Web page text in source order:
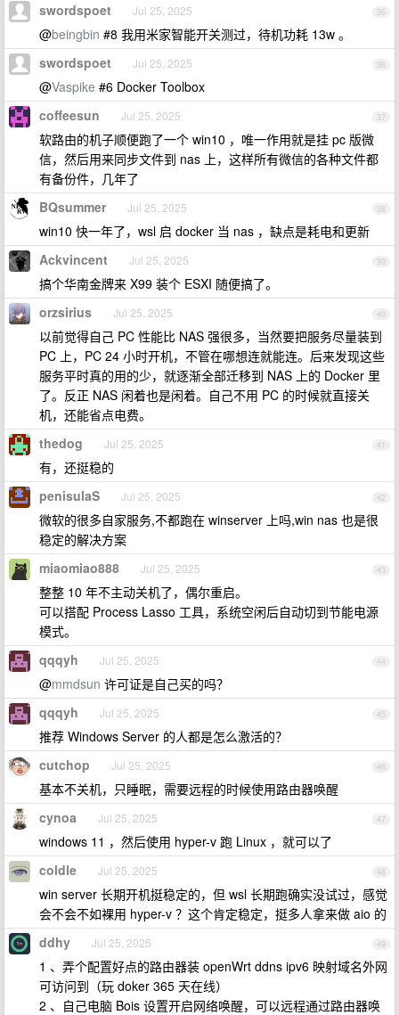
35
swordspoet Jul 25, 2025
@beingbin #8 我用米家智能开关测过，待机功耗 13w 。
36
swordspoet Jul 25, 2025
@Vaspike #6 Docker Toolbox
37
coffeesun Jul 25, 2025
软路由的机子顺便跑了一个 win10 ，唯一作用就是挂 pc 版微
信，然后用来同步文件到 nas 上，这样所有微信的各种文件都
有备份件，几年了
38
BQsummer Jul 25, 2025
win10 快一年了，wsl 启 docker 当 nas ，缺点是耗电和更新
39
Ackvincent Jul 25, 2025
搞个华南金牌来 X99 装个 ESXI 随便搞了。
40
orzsirius Jul 25, 2025
以前觉得自己 PC 性能比 NAS 强很多，当然要把服务尽量装到
PC 上，PC 24 小时开机，不管在哪想连就能连。后来发现这些
服务平时真的用的少，就逐渐全部迁移到 NAS 上的 Docker 里
了。反正 NAS 闲着也是闲着。自己不用 PC 的时候就直接关
机，还能省点电费。
41
thedog Jul 25, 2025
有，还挺稳的
42
penisulaS Jul 25, 2025
微软的很多自家服务,不都跑在 winserver 上吗,win nas 也是很
稳定的解决方案
43
miaomiao888 Jul 25, 2025
整整 10 年不主动关机了，偶尔重启。
可以搭配 Process Lasso 工具，系统空闲后自动切到节能电源
模式。
44
qqqyh Jul 25, 2025
@mmdsun 许可证是自己买的吗？
45
qqqyh Jul 25, 2025
推荐 Windows Server 的人都是怎么激活的？
46
cutchop Jul 25, 2025
基本不关机，只睡眠，需要远程的时候使用路由器唤醒
47
cynoa Jul 25, 2025
windows 11 ，然后使用 hyper-v 跑 Linux ，就可以了
48
coldle Jul 25, 2025
win server 长期开机挺稳定的，但 wsl 长期跑确实没试过，感觉
会不会不如裸用 hyper-v ？这个肯定稳定，挺多人拿来做 aio 的
49
ddhy Jul 25, 2025
1 、弄个配置好点的路由器装 openWrt ddns ipv6 映射域名外网
可访问到（玩 doker 365 天在线）
2 、自己电脑 Bois 设置开启网络唤醒，可以远程通过路由器唤